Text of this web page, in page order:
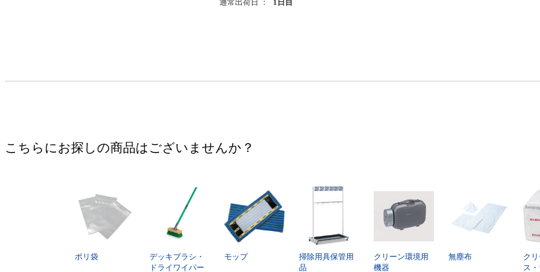
通常出荷日 ： 1日目
こちらにお探しの商品はございませんか？
ポリ袋
デッキブラシ・
ドライワイパー
モップ
掃除用具保管用
品
クリーン環境用
機器
無塵布
ク
ス